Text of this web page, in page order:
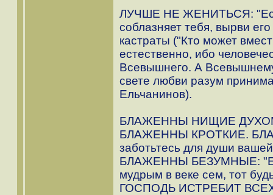
ЛУЧШЕ НЕ ЖЕНИТЬСЯ:
соблазняет тебя, вырви
кастраты ("Кто может
естественно, ибо
Всевышнего. А
свете любви разум
Ельчанинов).
БЛАЖЕННЫ НИЩИЕ
БЛАЖЕННЫ КРОТКИЕ.
заботьтесь для души
БЛАЖЕННЫ БЕЗУМНЫЕ:
мудрым в веке сем, тот
ГОСПОДЬ ИСТРЕБИТ